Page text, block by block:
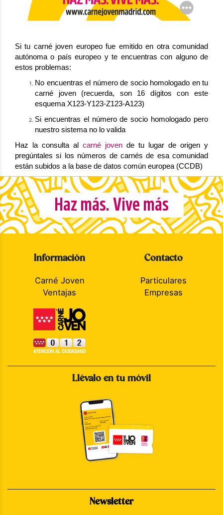
Si tu carné joven europeo fue emitido en otra comunidad
autónoma o país europeo y te encuentras con alguno de
estos problemas:
No encuentras el número de socio homologado en tu
carné joven (recuerda, son 16 dígitos con este
esquema X123-Y123-Z123-A123)
Si encuentras el número de socio homologado pero
nuestro sistema no lo valida
Haz la consulta al carné joven de tu lugar de origen y
pregúntales si los números de carnés de esa comunidad
están subidos a la base de datos común europea (CCDB)
Haz más. Vive más
Información
Carné Joven
Ventajas
Contacto
Particulares
Empresas
Llévalo en tu móvil
Newsletter